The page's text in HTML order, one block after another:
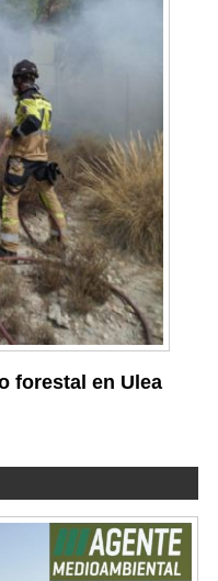
forestal en Ulea